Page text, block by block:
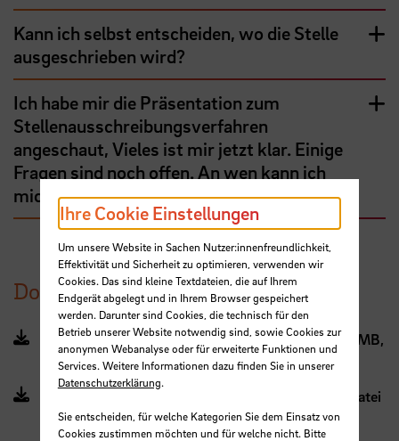
Kann ich selbst entscheiden, wo die Stelle
ausgeschrieben wird?
Ich habe mir die Präsentation zum
Stellenausschreibungsverfahren
angeschaut, Vieles ist mir jetzt klar. Einige
Fragen sind noch offen. An wen kann ich
mich mit meinen Fragen wenden?
Dokumente
Antrag auf Stellenbesetzung (Einstellung) (PDF, 1 MB,
Datei ist nicht barrierefrei)
Antrag auf Stellenausschreibung (PDF, 248 KB, Datei
ist nicht barrierefrei)
Ihre Cookie Einstellungen
Um unsere Website in Sachen Nutzer:innenfreundlichkeit,
Effektivität und Sicherheit zu optimieren, verwenden wir
Cookies. Das sind kleine Textdateien, die auf Ihrem
Endgerät abgelegt und in Ihrem Browser gespeichert
werden. Darunter sind Cookies, die technisch für den
Betrieb unserer Website notwendig sind, sowie Cookies zur
anonymen Webanalyse oder für erweiterte Funktionen und
Services. Weitere Informationen dazu finden Sie in unserer
Datenschutzerklärung.
Sie entscheiden, für welche Kategorien Sie dem Einsatz von
Cookies zustimmen möchten und für welche nicht. Bitte